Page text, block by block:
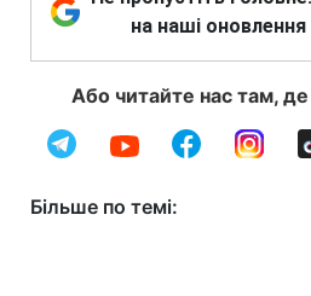
на наші
Або читайте нас там,
Більше по темі: